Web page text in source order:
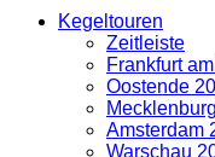
Kegeltouren
Zeitleiste
Frankfurt
Oostende
Amsterdam
Warschau